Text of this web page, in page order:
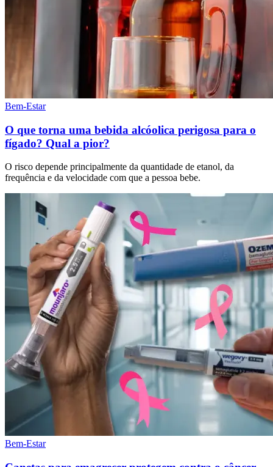
Bem-Estar
O que torna uma bebida alcóolica perigosa para o
fígado? Qual a pior?
O risco depende principalmente da quantidade de etanol, da
frequência e da velocidade com que a pessoa bebe.
Bem-Estar